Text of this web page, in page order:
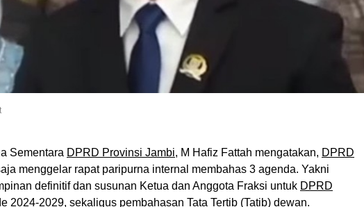
Sementara DPRD Provinsi Jambi, M Hafiz Fattah mengatakan, DPRD
menggelar rapat paripurna internal membahas 3 agenda. Yakni
definitif dan susunan Ketua dan Anggota Fraksi untuk DPRD
2024-2029, sekaligus pembahasan Tata Tertib (Tatib) dewan.